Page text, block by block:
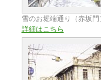
雪のお堀端通り（赤坂門）
詳細はこちら